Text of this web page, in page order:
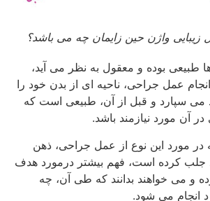
واژن حین زایمان چه می باشد؟
طبیعی بوده و معقول به نظر می آید،
عمل جراحی، ناحیه ای از بدن خود را
و قبل از آن، طبیعی است که
مورد نیازمند باشد.
مورد این نوع از عمل جراحی، ذهن
کرده است، فهم بیشتر درمورد هدف
و می خواهند بدانند که طی آن، چه
می شود.